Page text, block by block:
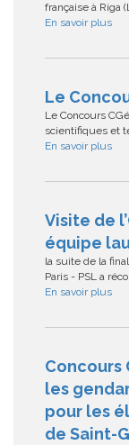
française à Riga
En savoir plus
Le
Le Concours
scientifiques et
En savoir plus
Visite de
équipe
la suite de la
Paris - PSL a
En savoir plus
Concours
les
pour les
de Saint-